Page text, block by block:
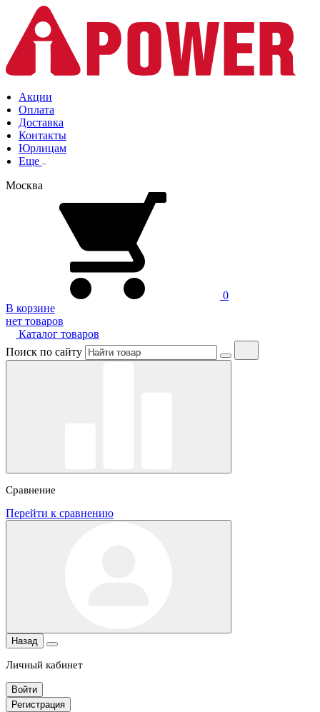
Акции
Оплата
Доставка
Контакты
Юрлицам
Еще
Москва
0
В корзине
нет товаров
Каталог товаров
Поиск по сайту
Сравнение
Перейти к сравнению
Назад
Личный кабинет
Войти
Регистрация